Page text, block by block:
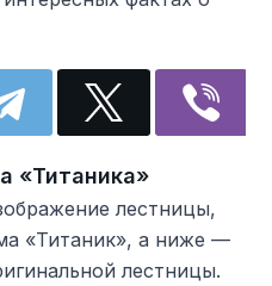
«Титаника»
лестницы,
«Титаник», а ниже —
лестницы.